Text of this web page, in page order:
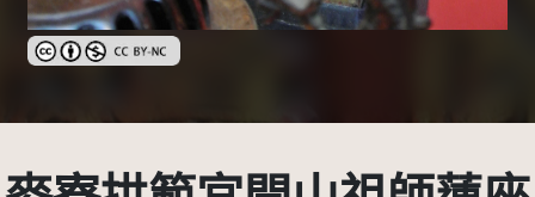
創用CC姓名標示-非商業性 3.0 台灣及其後版本(CC BY-NC 3.0 TW